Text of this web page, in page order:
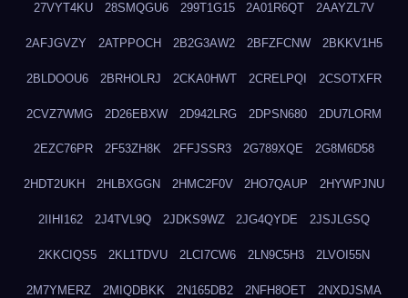
27VYT4KU 28SMQGU6 299T1G15 2A01R6QT 2AAYZL7V
2AFJGVZY 2ATPPOCH 2B2G3AW2 2BFZFCNW 2BKKV1H5
2BLDOOU6 2BRHOLRJ 2CKA0HWT 2CRELPQI 2CSOTXFR
2CVZ7WMG 2D26EBXW 2D942LRG 2DPSN680 2DU7LORM
2EZC76PR 2F53ZH8K 2FFJSSR3 2G789XQE 2G8M6D58
2HDT2UKH 2HLBXGGN 2HMC2F0V 2HO7QAUP 2HYWPJNU
2IIHI162 2J4TVL9Q 2JDKS9WZ 2JG4QYDE 2JSJLGSQ
2KKCIQS5 2KL1TDVU 2LCI7CW6 2LN9C5H3 2LVOI55N
2M7YMERZ 2MIQDBKK 2N165DB2 2NFH8OET 2NXDJSMA